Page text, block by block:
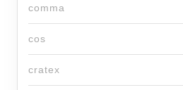
comma
cos
cratex